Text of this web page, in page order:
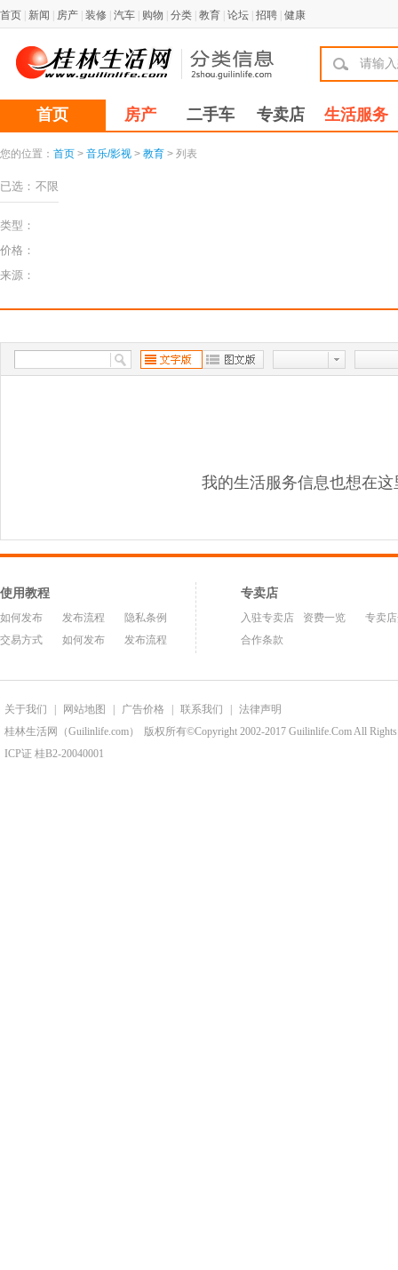
首页 新闻 房产 装修 汽车 购物 分类 教育 论坛 招聘 健康
首页 房产 二手车 专卖店 生活服务
您的位置： 首页 > 音乐/影视 > 教育 > 列表
已选： 不限
类型：
价格：
来源：
我的生活服务信息也想在这
使用教程
如何发布 发布流程
隐私条例
交易方式
如何发布 发布流程
专卖店
入驻专卖店 资费一览
专卖
合作条款
关于我们 网站地图 广告价格 联系我们
法律声明
桂林生活网（Guilinlife.com）
版权所有©Copyright 2002-2017 Guilinlife.Com All Rights
ICP证 桂B2-20040001